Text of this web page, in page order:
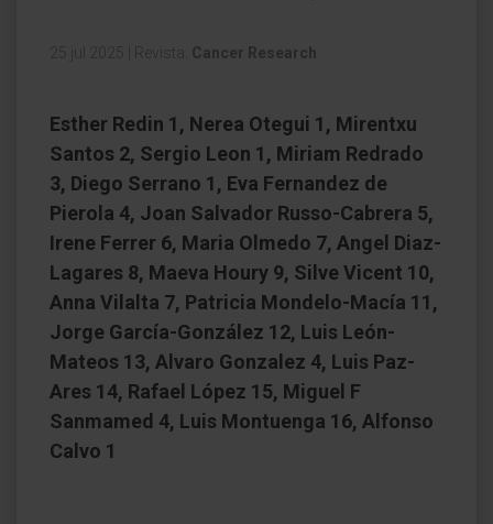
25 jul 2025 Revista: Cancer Research
Esther Redin 1, Nerea Otegui 1, Mirentxu
Santos 2, Sergio Leon 1, Miriam Redrado
3, Diego Serrano 1, Eva Fernandez de
Pierola 4, Joan Salvador Russo-Cabrera 5,
Irene Ferrer 6, Maria Olmedo 7, Angel Diaz-
Lagares 8, Maeva Houry 9, Silve Vicent 10,
Anna Vilalta 7, Patricia Mondelo-Macía 11,
Jorge García-González 12, Luis León-
Mateos 13, Alvaro Gonzalez 4, Luis Paz-
Ares 14, Rafael López 15, Miguel F
Sanmamed 4, Luis Montuenga 16, Alfonso
Calvo 1